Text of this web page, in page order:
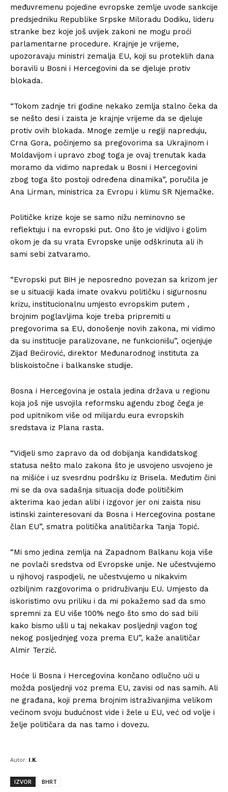
međuvremenu pojedine evropske zemlje uvode sankcije
predsjedniku Republike Srpske Miloradu Dodiku, lideru
stranke bez koje još uvijek zakoni ne mogu proći
parlamentarne procedure. Krajnje je vrijeme,
upozoravaju ministri zemalja EU, koji su proteklih dana
boravili u Bosni i Hercegovini da se djeluje protiv
blokada.
“Tokom zadnje tri godine nekako zemlja stalno čeka da
se nešto desi i zaista je krajnje vrijeme da se djeluje
protiv ovih blokada. Mnoge zemlje u regiji napreduju,
Crna Gora, počinjemo sa pregovorima sa Ukrajinom i
Moldavijom i upravo zbog toga je ovaj trenutak kada
moramo da vidimo napredak u Bosni i Hercegovini
zbog toga što postoji određena dinamika”, poručila je
Ana Lirman, ministrica za Evropu i klimu SR Njemačke.
Političke krize koje se samo nižu neminovno se
reflektuju i na evropski put. Ono što je vidljivo i golim
okom je da su vrata Evropske unije odškrinuta ali ih
sami sebi zatvaramo.
“Evropski put BiH je neposredno povezan sa krizom jer
se u situaciji kada imate ovakvu političku i sigurnosnu
krizu, institucionalnu umjesto evropskim putem ,
brojnim poglavljima koje treba pripremiti u
pregovorima sa EU, donošenje novih zakona, mi vidimo
da su institucije paralizovane, ne funkcionišu”, ocjenjuje
Zijad Bećirović, direktor Međunarodnog instituta za
bliskoistočne i balkanske studije.
Bosna i Hercegovina je ostala jedina država u regionu
koja još nije usvojila reformsku agendu zbog čega je
pod upitnikom više od milijardu eura evropskih
sredstava iz Plana rasta.
“Vidjeli smo zapravo da od dobijanja kandidatskog
statusa nešto malo zakona što je usvojeno usvojeno je
na mišiće i uz svesrdnu podršku iz Brisela. Međutim čini
mi se da ova sadašnja situacija dođe političkim
akterima kao jedan alibi i izgovor jer oni zaista nisu
istinski zainteresovani da Bosna i Hercegovina postane
član EU”, smatra politička analitičarka Tanja Topić.
“Mi smo jedina zemlja na Zapadnom Balkanu koja više
ne povlači sredstva od Evropske unije. Ne učestvujemo
u njihovoj raspodjeli, ne učestvujemo u nikakvim
ozbiljnim razgovorima o pridruživanju EU. Umjesto da
iskoristimo ovu priliku i da mi pokažemo sad da smo
spremni za EU više 100% nego što smo do sad bili
kako bismo ušli u taj nekakav posljednji vagon tog
nekog posljednjeg voza prema EU”, kaže analitičar
Almir Terzić.
Hoće li Bosna i Hercegovina končano odlučno ući u
možda posljednji voz prema EU, zavisi od nas samih. Ali
ne građana, koji prema brojnim istraživanjima velikom
većinom svoju budućnost vide i žele u EU, već od volje i
želje političara da nas tamo i dovezu.
Autor: I.K.
IZVOR BHRT